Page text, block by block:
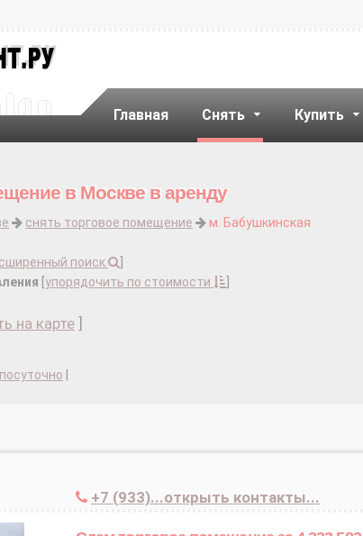
Главная Снять Купить
в Москве в аренду
снять торговое помещение м. Бабушкинская
поиск
упорядочить по стоимости
на карте
посуточно
+7 (933)...открыть контакты...